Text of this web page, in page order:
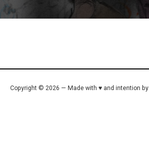
Copyright © 2026 — Made with ♥ and intention by